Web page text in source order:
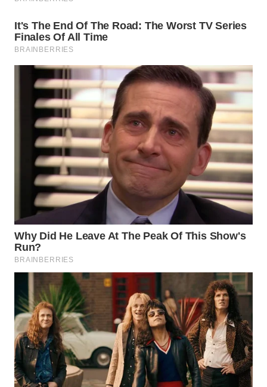
WN
WN
WN
BORNEO
WAHANA
NEWS
TANI
WAHANA
ADVOKAT
WAHANA
INFRASTRUKTUR
WAHANA
KONSUMEN